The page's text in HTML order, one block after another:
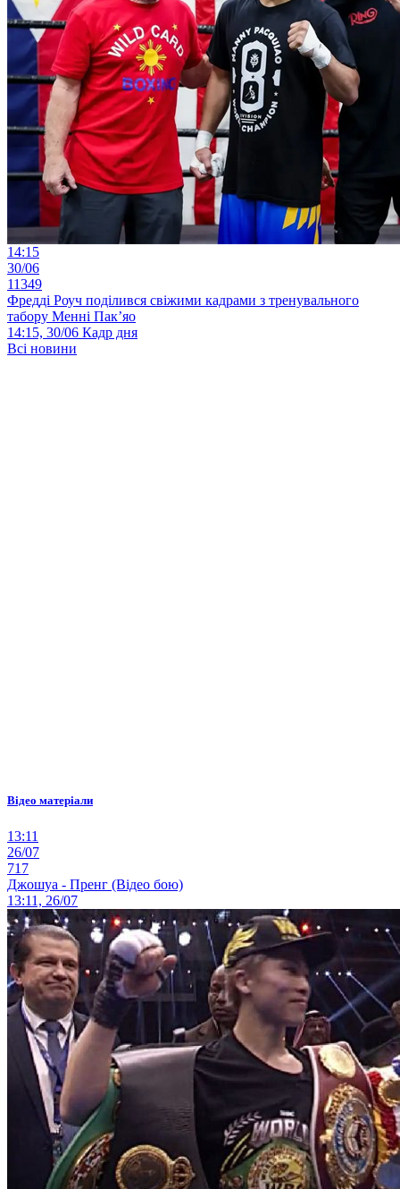
14:15
30/06
11349
Фредді Роуч поділився свіжими кадрами з тренувального
табору Менні Пак’яо
14:15, 30/06 Кадр дня
Всі новини
Відео матеріали
13:11
26/07
717
Джошуа - Пренг (Відео бою)
13:11, 26/07